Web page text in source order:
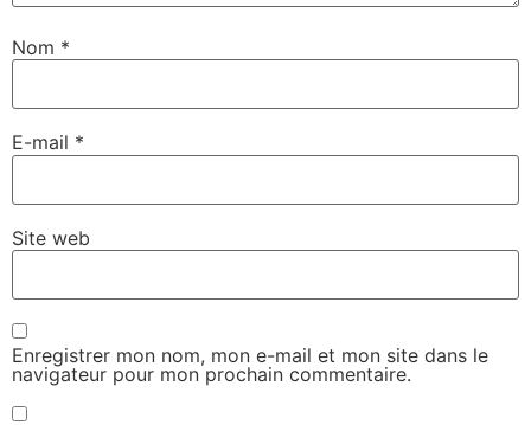
Nom *
E-mail *
Site web
Enregistrer mon nom, mon e-mail et mon site dans le
navigateur pour mon prochain commentaire.